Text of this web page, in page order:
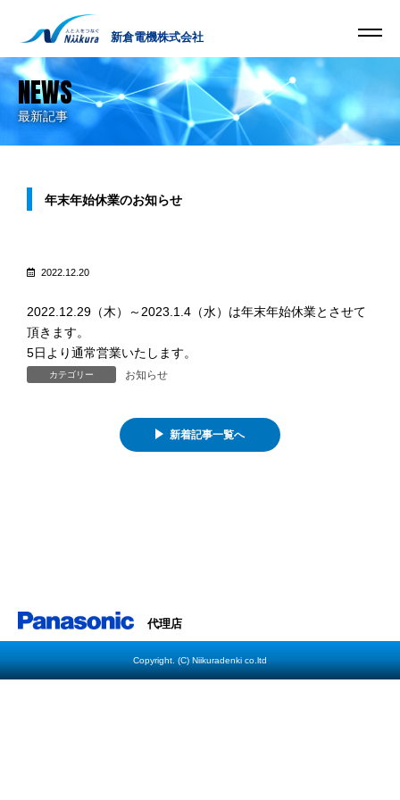
新倉電機株式会社
NEWS
最新記事
年末年始休業のお知らせ
2022.12.20
2022.12.29（木）～2023.1.4（水）は年末年始休業とさせて
頂きます。
5日より通常営業いたします。
カテゴリー お知らせ
新着記事一覧へ
代理店
Copyright. (C) Niikuradenki co.ltd